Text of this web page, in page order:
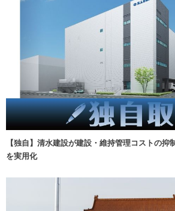
【独自】清水建設が建設・維持管理コストの抑
を実用化